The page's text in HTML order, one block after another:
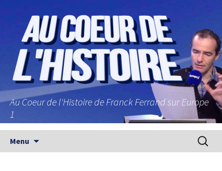
Au Coeur de l'Histoire de Franck Ferrand sur Europe
1
Menu